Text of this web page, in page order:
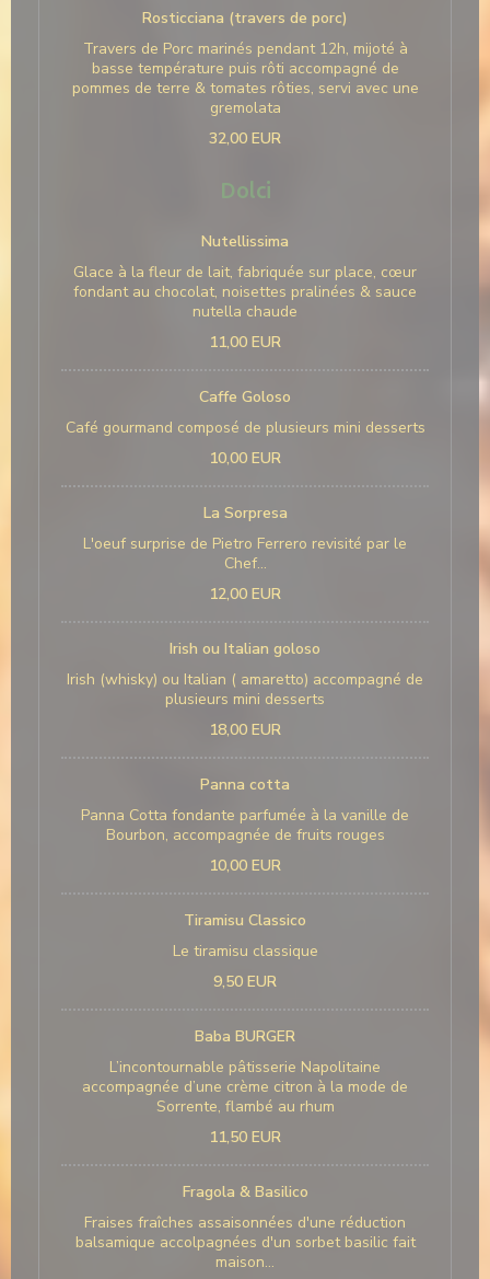
Rosticciana (travers de porc)
Travers de Porc marinés pendant 12h, mijoté à
basse température puis rôti accompagné de
pommes de terre & tomates rôties, servi avec une
gremolata
32,00 EUR
Dolci
Nutellissima
Glace à la fleur de lait, fabriquée sur place, cœur
fondant au chocolat, noisettes pralinées & sauce
nutella chaude
11,00 EUR
Caffe Goloso
Café gourmand composé de plusieurs mini desserts
10,00 EUR
La Sorpresa
L'oeuf surprise de Pietro Ferrero revisité par le
Chef...
12,00 EUR
Irish ou Italian goloso
Irish (whisky) ou Italian ( amaretto) accompagné de
plusieurs mini desserts
18,00 EUR
Panna cotta
Panna Cotta fondante parfumée à la vanille de
Bourbon, accompagnée de fruits rouges
10,00 EUR
Tiramisu Classico
Le tiramisu classique
9,50 EUR
Baba BURGER
L’incontournable pâtisserie Napolitaine
accompagnée d’une crème citron à la mode de
Sorrente, flambé au rhum
11,50 EUR
Fragola & Basilico
Fraises fraîches assaisonnées d'une réduction
balsamique accolpagnées d'un sorbet basilic fait
maison...